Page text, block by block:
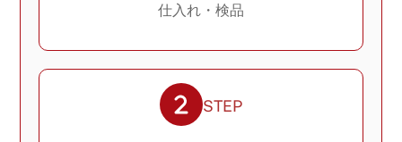
仕入れ・検品
STEP